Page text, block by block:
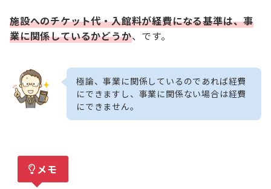
施設へのチケット代・入館料が経費になる基準は、事
業に関係しているかどうか、です。
極論、事業に関係しているのであれば経費
にできますし、事業に関係ない場合は経費
にできません。
メモ